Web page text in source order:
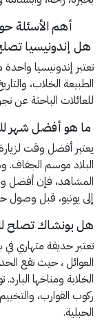
أهم الأسئلة
هل إندونيسيا
تعتبر إندونيسيا
الطبيعة الخلاب،
للعائلات الباحثة عن
ما هو أفضل شهر
يعتبر أفضل وقت
البلاد موسم
المشاهد، فإن أفضل
إلى يونيو، قبل
هل بونشاك تصلح
تعتبر حديقة متهاري
العوائل ، حيث تقع
الخلابة ومناخها
ركوب القوارب،
الحبلية.